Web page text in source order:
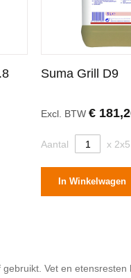
Suma Grill D9
Excl. BTW€
Aantal x
In Winkelwagen
Vet en